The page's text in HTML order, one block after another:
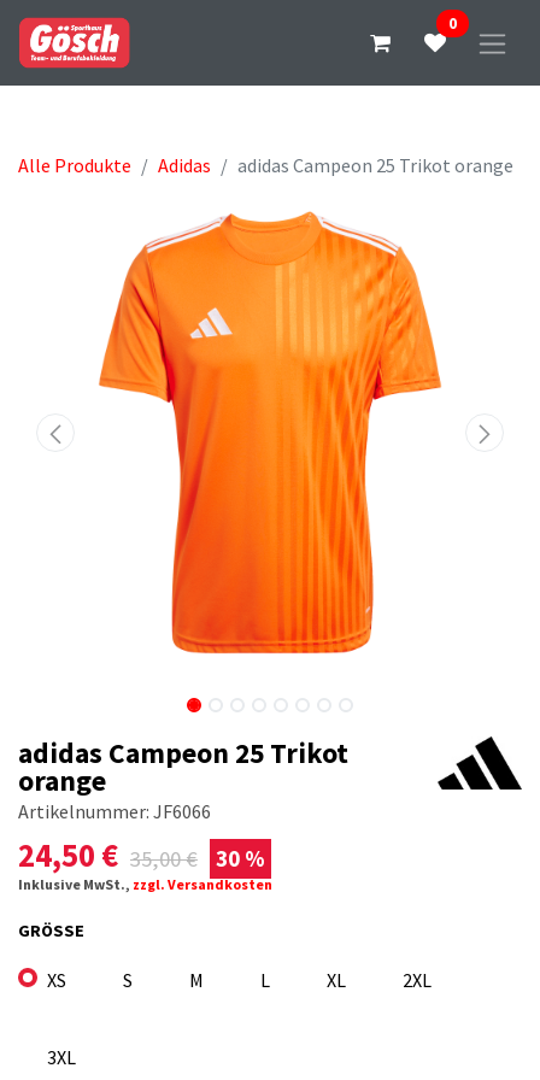
0
Alle Produkte Adidas adidas Campeon 25 Trikot orange
adidas Campeon 25 Trikot
orange
Artikelnummer: JF6066
24,50 € 35,00€ 30 %
Inklusive MwSt., zzgl. Versandkosten
GRÖSSE
XS S M L XL 2XL
3XL